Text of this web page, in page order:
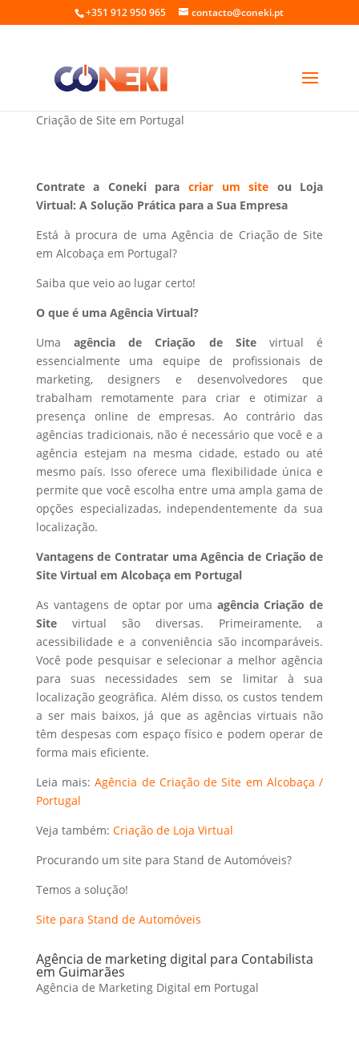
+351 912 950 965 contacto@coneki.pt
Criação de Site em Alcobaça Portugal
Criação de Site em Portugal
Contrate a Coneki para criar um site ou Loja
Virtual: A Solução Prática para a Sua Empresa
Está à procura de uma Agência de Criação de Site
em Alcobaça em Portugal?
Saiba que veio ao lugar certo!
O que é uma Agência Virtual?
Uma agência de Criação de Site virtual é
essencialmente uma equipe de profissionais de
marketing, designers e desenvolvedores que
trabalham remotamente para criar e otimizar a
presença online de empresas. Ao contrário das
agências tradicionais, não é necessário que você e a
agência estejam na mesma cidade, estado ou até
mesmo país. Isso oferece uma flexibilidade única e
permite que você escolha entre uma ampla gama de
opções especializadas, independentemente da sua
localização.
Vantagens de Contratar uma Agência de Criação de
Site Virtual em Alcobaça em Portugal
As vantagens de optar por umaagência Criação de
Sitevirtual são diversas. Primeiramente, a
acessibilidade e a conveniência são incomparáveis.
Você pode pesquisar e selecionar a melhor agência
para suas necessidades sem se limitar à sua
localização geográfica. Além disso, os custos tendem
a ser mais baixos, já que as agências virtuais não
têm despesas com espaço físico e podem operar de
forma mais eficiente.
Leia mais:Agência de Criação de Site em Alcobaça /
Portugal
Veja também: Criação de Loja Virtual
Procurando um site para Stand de Automóveis?
Temos a solução!
Site para Stand de Automóveis
Agência de marketing digital para Contabilista
em Guimarães
Agência de Marketing Digital em Portugal